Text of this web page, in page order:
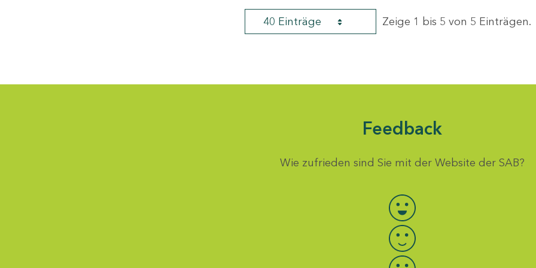
40 Einträge Zeige 1 bis 5 von 5 Einträgen.
Feedback
Wie zufrieden sind Sie mit der Website der SAB?
Bewertung auswählen